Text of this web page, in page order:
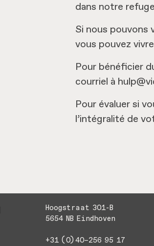
dans notre
Si nous pouvons
vous pouvez
Pour bénéficier
courriel à
Pour évaluer si
l’intégralité de
Hoogstraat 301-B
5654 NB Eindhoven
+31 (0)40–256 95 17